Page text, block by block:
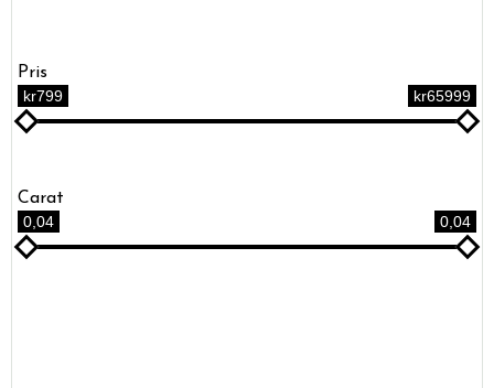
Pris
kr799
kr65999
Carat
0,04
0,04